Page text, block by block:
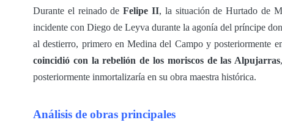
Durante el reinado deFelipe II, la situación de Hurtado de
incidente con Diego de Leyva durante la agonía del príncipe
al destierro, primero en Medina del Campo y posteriormente
coincidió con la rebelión de los moriscos de las Alpujarras
posteriormente inmortalizaría en su obra maestra histórica.
Análisis de obras principales